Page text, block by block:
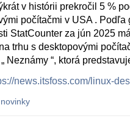
v histórii prekročil 5 %
počítačmi v USA . Podľa
StatCounter za jún 2025
trhu s desktopovými
Neznámy “, ktorá
news.itsfoss.com/linux-